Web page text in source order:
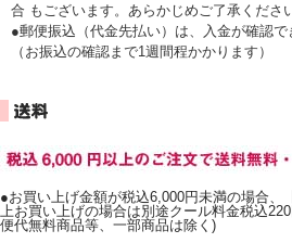
合 もございます。あらかじめご了承くださ
●郵便振込（代金先払い）は、入金が確認で
（お振込の確認まで1週間程かかります）
●お買い上げ金額が税込6,000円未満の場合、
上お買い上げの場合は別途クール料金税込
便代無料商品等、一部商品は除く)